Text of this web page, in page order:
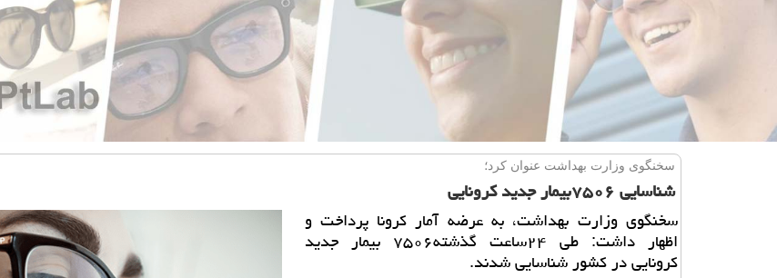
سخنگوی وزارت بهداشت عنوان كرد؛
شناسایی ۷۵۰۶بیمار جدید كرونایی
سخنگوی وزارت بهداشت، به عرضه آمار کرونا پرداخت و
اظهار داشت: طی ۲۴ساعت گذشته۷۵۰۶ بیمار جدید
کرونایی در کشور شناسایی شدند.